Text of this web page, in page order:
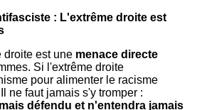
: L'extrême droite est
droite est une menace directe
Si l'extrême droite
pour alimenter le racisme
ne faut jamais s'y tromper :
défendu et n'entendra jamais